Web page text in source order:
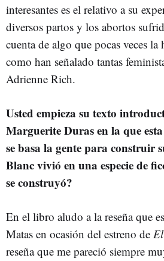
interesantes es el relativo a su
diversos partos y los abortos
cuenta de algo que pocas veces
como han señalado tantas
Adrienne Rich.
Usted empieza su texto
Marguerite Duras en la que
se basa la gente para construir
Blanc vivió en una especie de
se construyó?
En el libro aludo a la reseña que
Matas en ocasión del estreno de
reseña que me pareció siempre